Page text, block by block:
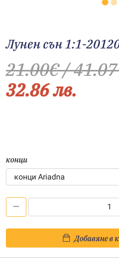
Лунен сън 1:1-
21.00€/
32.86 лв.
конци
сън
1:1-
Добавяне в